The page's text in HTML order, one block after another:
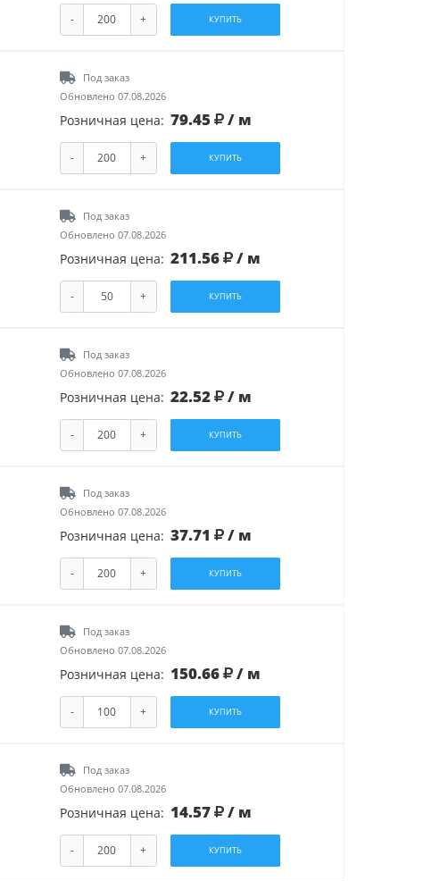
- + КУПИТЬ
Под заказ
Обновлено 07.08.2026
Розничная цена: 79.45 / м
- + КУПИТЬ
Под заказ
Обновлено 07.08.2026
Розничная цена: 211.56 / м
- + КУПИТЬ
Под заказ
Обновлено 07.08.2026
Розничная цена: 22.52 / м
- + КУПИТЬ
Под заказ
Обновлено 07.08.2026
Розничная цена: 37.71 / м
- + КУПИТЬ
Под заказ
Обновлено 07.08.2026
Розничная цена: 150.66 / м
- + КУПИТЬ
Под заказ
Обновлено 07.08.2026
Розничная цена: 14.57 / м
- + КУПИТЬ